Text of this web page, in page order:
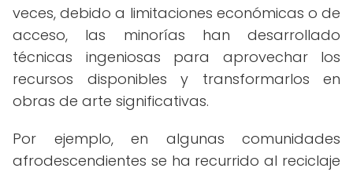
veces, debido a limitaciones económicas o de
acceso, las minorías han desarrollado
técnicas ingeniosas para aprovechar los
recursos disponibles y transformarlos en
obras de arte significativas.
Por ejemplo, en algunas comunidades
afrodescendientes se ha recurrido al reciclaje